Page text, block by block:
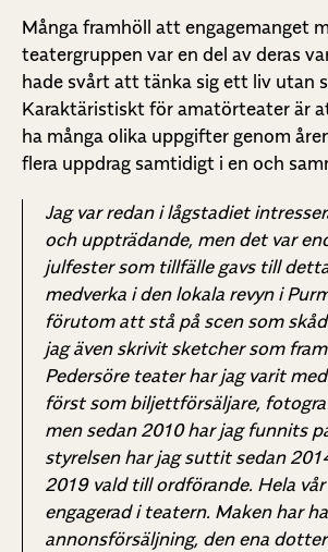
Många framhöll att engagemanget
teatergruppen var en del av deras
hade svårt att tänka sig ett liv utan
Karaktäristiskt för amatörteater är
ha många olika uppgifter genom
flera uppdrag samtidigt i en och
Jag var redan i lågstadiet
och uppträdande, men det var
julfester som tillfälle gavs till
medverka i den lokala revyn i
förutom att stå på scen som
jag även skrivit sketcher som
Pedersöre teater har jag varit
först som biljettförsäljare,
men sedan 2010 har jag funnits
styrelsen har jag suttit sedan
2019 vald till ordförande. Hela
engagerad i teatern. Maken har
annonsförsäljning, den ena